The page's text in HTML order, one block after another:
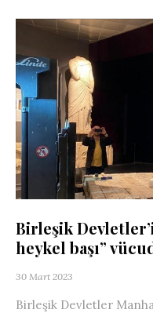
Birleşik
heykel başı”
30 Mart 2023
Birleşik Devletler